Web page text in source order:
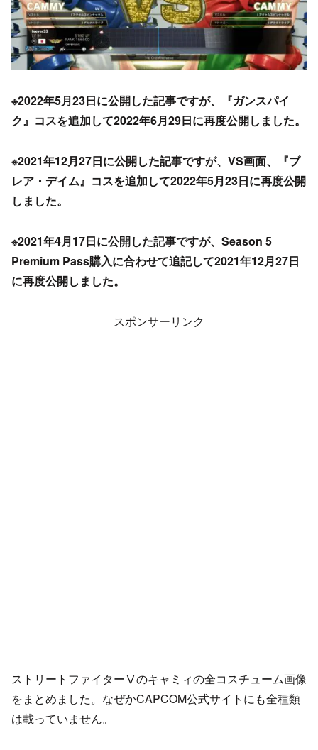
※2022年5月23日に公開した記事ですが、 『ガンスパイ
ク』コスを追加して2022年6月29日に再度公開しました。
※2021年12月27日に公開した記事ですが、VS画面、 『ブ
レア・デイム』コスを追加して2022年5月23日に再度公開
しました。
※2021年4月17日に公開した記事ですが、Season 5
Premium Pass購入に合わせて追記して2021年12月27日
に再度公開しました。
スポンサーリンク
ストリートファイターⅤのキャミィの全コスチューム画像
をまとめました。なぜかCAPCOM公式サイトにも全種類
は載っていません。